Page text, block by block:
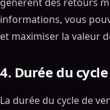
informations, vous
et maximiser la valeur
4. Durée du
La durée du cycle de